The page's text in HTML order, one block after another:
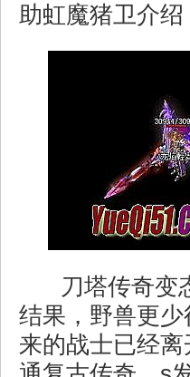
助虹魔猪卫介
刀塔传奇变
结果，野兽更
来的战士已经